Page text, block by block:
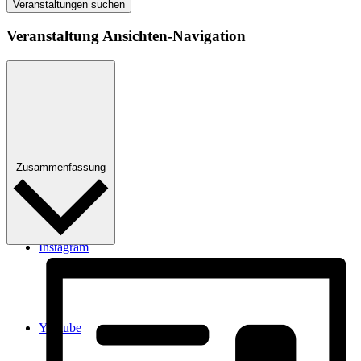
Twitter
Instagram
Youtube
Veranstaltungen suchen
Veranstaltung Ansichten-Navigation
Zusammenfassung